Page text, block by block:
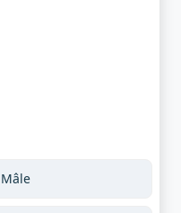
Mâle